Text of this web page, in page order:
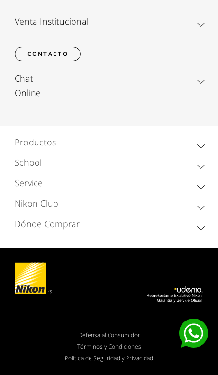
Venta Institucional
CONTACTO
Chat
Online
Productos
School
Service
Nikon Club
Dónde Comprar
Defensa al Consumidor
Términos y Condiciones
Política de Seguridad y Privacidad